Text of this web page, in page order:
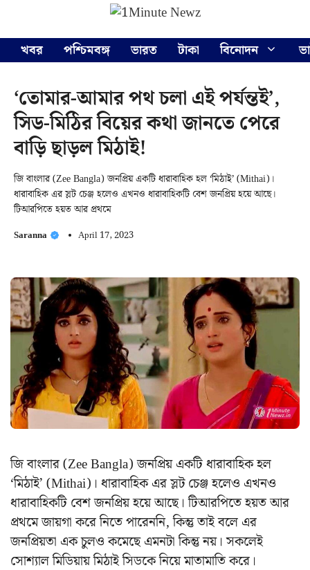
content
খবর
পশ্চিমবঙ্গ ভারত টাকা বিনোদন
‘তোমার-আমার পথ চলা এই পর্যন্তই’,
সিড-মিঠির বিয়ের কথা জানতে পেরে
বাড়ি ছাড়ল মিঠাই!
জি বাংলার (Zee Bangla) জনপ্রিয় একটি ধারাবাহিক হল ‘মিঠাই’ (Mithai)।
ধারাবাহিক এর স্লট চেঞ্জ হলেও এখনও ধারাবাহিকটি বেশ জনপ্রিয় হয়ে আছে।
টিআরপিতে হয়ত আর প্রথমে
Saranna April 17, 2023
জি বাংলার (Zee Bangla) জনপ্রিয় একটি ধারাবাহিক হল
‘মিঠাই’ (Mithai)। ধারাবাহিক এর স্লট চেঞ্জ হলেও এখনও
ধারাবাহিকটি বেশ জনপ্রিয় হয়ে আছে। টিআরপিতে হয়ত আর
প্রথমে জায়গা করে নিতে পারেননি, কিন্তু তাই বলে এর
জনপ্রিয়তা এক চুলও কমেছে এমনটা কিন্তু নয়। সকলেই
সোশ্যাল মিডিয়ায় মিঠাই সিডকে নিয়ে মাতামাতি করে।